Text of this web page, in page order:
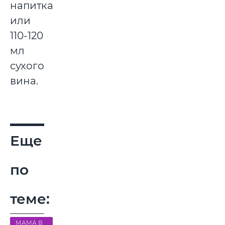
напитка
или
110-120
мл
сухого
вина.
Еще
по
теме:
МАМА В